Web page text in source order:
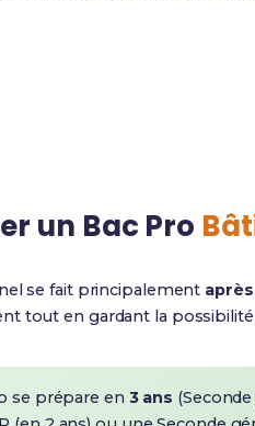
un Bac Pro
se fait principalement
tout en gardant la
se prépare en 3 ans